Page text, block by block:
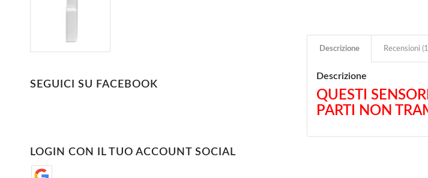
SEGUICI SU FACEBOOK
LOGIN CON IL TUO ACCOUNT SOCIAL
Descrizione Recensioni
Descrizione
QUESTI
PARTI NON